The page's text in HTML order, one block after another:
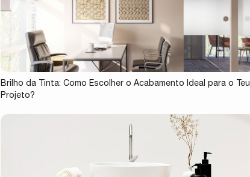
Brilho da Tinta: Como Escolher o Acabamento Ideal para o Teu
Projeto?